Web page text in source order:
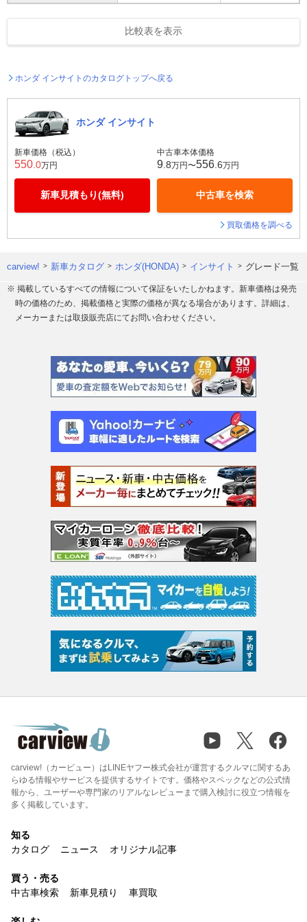
比較表を表示
ホンダ インサイトのカタログトップへ戻る
ホンダ インサイト
新車価格（税込）
550 .0万円
新車見積もり(無料)
中古車本体価格
9 .8万円〜556 .6万円
中古車を検索
買取価格を調べる
carview! 新車カタログ ホンダ(HONDA) インサイト グレード一覧
※ 掲載しているすべての情報について保証をいたしかねます。新車価格は発売
時の価格のため、掲載価格と実際の価格が異なる場合があります。詳細は、
メーカーまたは取扱販売店にてお問い合わせください。
carview!（カービュー）はLINEヤフー株式会社が運営するクルマに関するあ
らゆる情報やサービスを提供するサイトです。価格やスペックなどの公式情
報から、ユーザーや専門家のリアルなレビューまで購入検討に役立つ情報を
多く掲載しています。
知る
カタログ
ニュース オリジナル記事
買う・売る
中古車検索
新車見積り 車買取